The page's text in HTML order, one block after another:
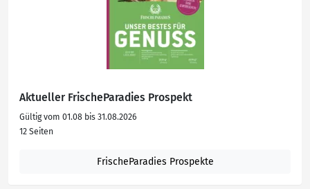
Aktueller FrischeParadies Prospekt
Gültig vom 01.08 bis 31.08.2026
12 Seiten
FrischeParadies Prospekte